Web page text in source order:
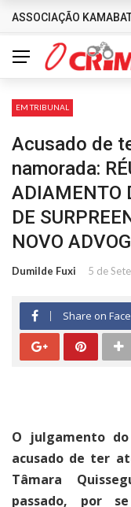
DESTAQUES
ASSOCIAÇÃO
EM TRIBUNAL
Acusado de
namorada:
ADIAMENTO
DE
NOVO
Dumilde Fuxi 5 de
Share on
O julgamento
acusado de ter
Tâmara
passado, por